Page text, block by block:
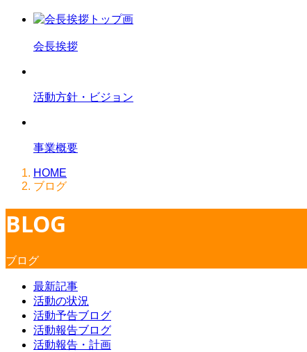
会長挨拶
活動方針・ビジョン
事業概要
HOME
ブログ
BLOG
ブログ
最新記事
活動の状況
活動予告ブログ
活動報告ブログ
活動報告・計画